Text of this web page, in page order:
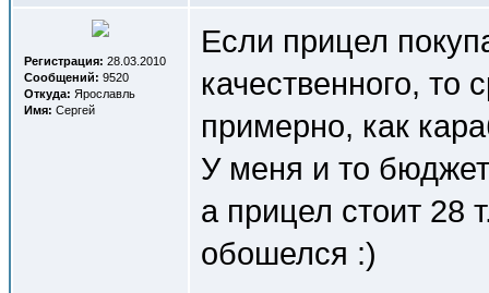
Регистрация: 28.03.2010
Сообщений: 9520
Откуда: Ярославль
Имя: Сергей
Если прицел
качественного, то
примерно, как
У меня и то
а прицел стоит 28
обошелся :)